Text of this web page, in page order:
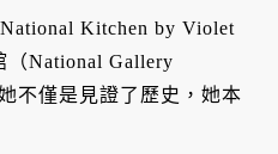
Kitchen by Violet
（National Gallery
不僅是見證了歷史，她本